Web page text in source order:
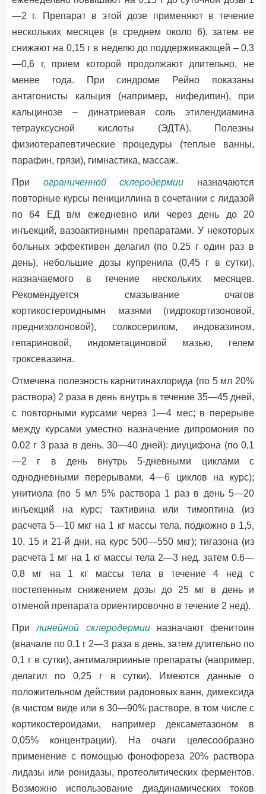
—2 г. Препарат в этой дозе применяют в течение
нескольких месяцев (в среднем около 6), затем ее
снижают на 0,15 г в неделю до поддерживающей – 0,3
—0,6 г, прием которой продолжают длительно, не
менее года. При синдроме Рейно показаны
антагонисты кальция (например, нифедипин), при
кальцинозе – динатриевая соль этилендиамина
тетрауксусной кислоты (ЭДТА). Полезны
физиотерапевтические процедуры (теплые ванны,
парафин, грязи), гимнастика, массаж.
При ограниченной склеродермии назначаются
повторные курсы пенициллина в сочетании с лидазой
по 64 ЕД в/м ежедневно или через день до 20
инъекций, вазоактивнымн препаратами. У некоторых
больных эффективен делагил (по 0,25 г один раз в
день), небольшие дозы купренила (0,45 г в сутки),
назначаемого в течение нескольких месяцев.
Рекомендуется смазывание очагов
кортикостероиднымн мазями (гидрокортизоновой,
преднизолоновой), солкосерилом, индовазином,
гепариновой, индометациновой мазью, гелем
троксевазина.
Отмечена полезность карнитинахлорида (по 5 мл 20%
раствора) 2 раза в день внутрь в течение 35—45 дней,
с повторными курсами через 1—4 мес; в перерыве
между курсами уместно назначение дипромония по
0.02 г 3 раза в день, 30—40 дней): диуцифона (по 0,1
—2 г в день внутрь 5-дневными циклами с
однодневными перерывами, 4—6 циклов на курс);
унитиола (по 5 мл 5% раствора 1 раз в день 5—20
инъекций на курс; тактивина или тимоптина (из
расчета 5—10 мкг на 1 кг массы тела, подкожно в 1,5,
10, 15 и 21-й дни, на курс 500—550 мкг); тигазона (из
расчета 1 мг на 1 кг массы тела 2—3 нед. затем 0.6—
0.8 мг на 1 кг массы тела в течение 4 нед с
постепенным снижением дозы до 25 мг в день и
отменой препарата ориентировочно в течение 2 нед).
Прилинейной склеродермииназначают фенитоин
(вначале по 0.1 г 2—3 раза в день, затем длительно по
0,1 г в сутки), антималярииные препараты (например,
делагил по 0,25 г в сутки). Имеются данные о
положительном действии радоновых ванн, димексида
(в чистом виде или в 30—90% растворе, в том числе с
кортикостероидами, например дексаметазоном в
0,05% концентрации). На очаги целесообразно
применение с помощью фонофореза 20% раствора
лидазы или ронидазы, протеолитических ферментов.
Возможно использование диадинамических токов